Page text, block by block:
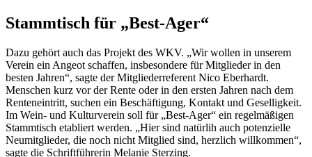
Stammtisch für „Best-Ager“
Dazu gehört auch das Projekt des WKV. „Wir wollen in unserem
Verein ein Angeot schaffen, insbesondere für Mitglieder in den
besten Jahren“, sagte der Mitgliederreferent Nico Eberhardt.
Menschen kurz vor der Rente oder in den ersten Jahren nach dem
Renteneintritt, suchen ein Beschäftigung, Kontakt und Geselligkeit.
Im Wein- und Kulturverein soll für „Best-Ager“ ein regelmäßigen
Stammtisch etabliert werden. „Hier sind natürlih auch potenzielle
Neumitglieder, die noch nicht Mitglied sind, herzlich willkommen“,
sagte die Schriftführerin Melanie Sterzing.